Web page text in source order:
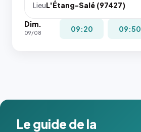
LieuL'Étang-Salé (97427)
Dim.
09/08 09:20 09:50
Le guide de la